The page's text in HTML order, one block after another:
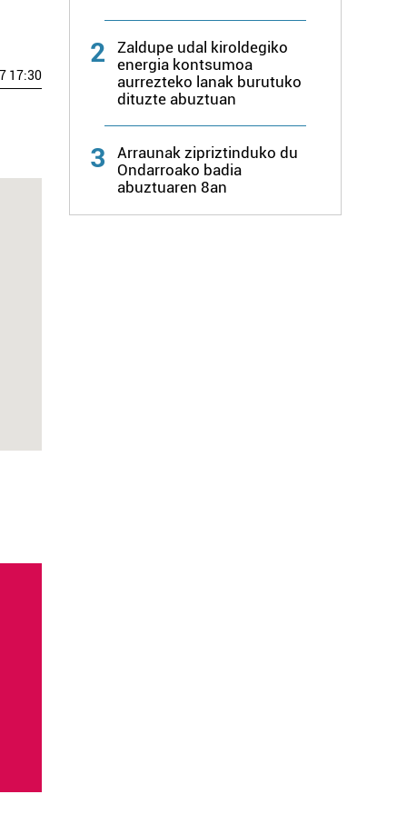
17:30
2
Zaldupe udal kiroldegiko
energia kontsumoa
aurrezteko lanak burutuko
dituzte abuztuan
3
Arraunak zipriztinduko du
Ondarroako badia
abuztuaren 8an